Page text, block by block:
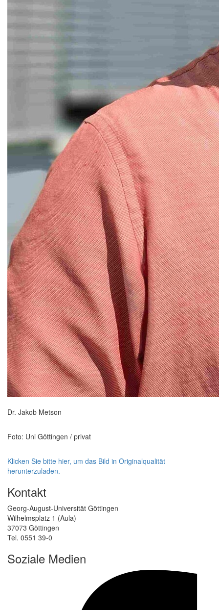
Dr. Jakob Metson
Foto: Uni Göttingen / privat
Klicken Sie bitte hier, um das Bild in Originalqualität
herunterzuladen.
Kontakt
Georg-August-Universität Göttingen
Wilhelmsplatz 1 (Aula)
37073 Göttingen
Tel. 0551 39-0
Soziale Medien